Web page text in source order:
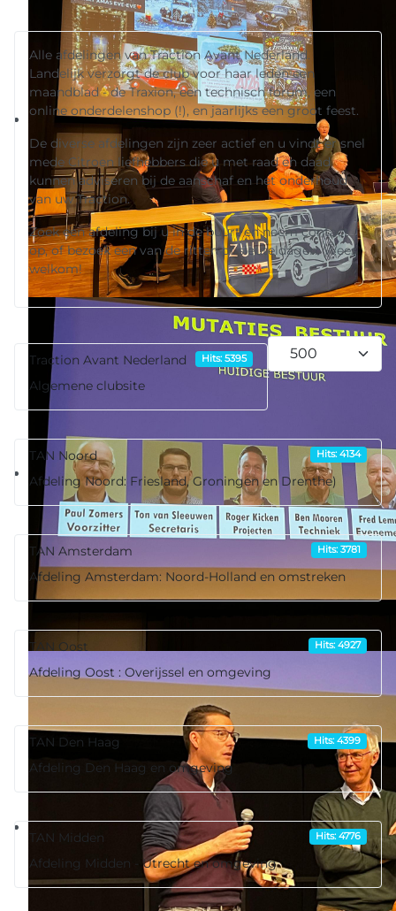
Alle afdelingen van Traction Avant Nederland.
Landelijk verzorgt de club voor haar leden een
maandblad - de Traxion, een technisch forum, een
online onderdelenshop (!), en jaarlijks een groot feest.
De diverse afdelingen zijn zeer actief en u vindt er snel
mede Citroen liefhebbers die u met raad en daad
kunnen adviseren bij de aanschaf en het onderhoud
van uw Traction.
Zoek een afdeling bij u in de buurt en neem contact
op, of bezoek een van de ritten of sleuteldagen. Wees
welkom!
Toon #
Traction Avant Nederland
Hits: 5395
Algemene clubsite
TAN Noord Hits: 4134
Afdeling Noord: Friesland, Groningen en Drenthe)
TAN Amsterdam Hits: 3781
Afdeling Amsterdam: Noord-Holland en omstreken
TAN Oost Hits: 4927
Afdeling Oost : Overijssel en omgeving
TAN Den Haag Hits: 4399
Afdeling Den Haag en omgeving
TAN Midden Hits: 4776
Afdeling Midden - Utrecht en omgeving